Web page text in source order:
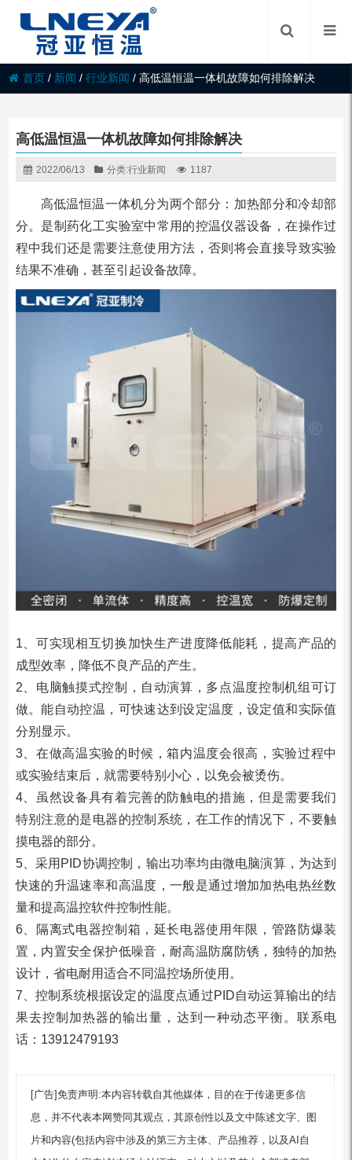
首页 / 新闻 /行业新闻 /高低温恒温一体机故障如何排除解决
高低温恒温一体机故障如何排除解决
2022/06/13 分类:行业新闻 1187
高低温恒温一体机分为两个部分：加热部分和冷却部
分。是制药化工实验室中常用的控温仪器设备，在操作过
程中我们还是需要注意使用方法，否则将会直接导致实验
结果不准确，甚至引起设备故障。
1、可实现相互切换加快生产进度降低能耗，提高产品的
成型效率，降低不良产品的产生。
2、电脑触摸式控制，自动演算，多点温度控制机组可订
做。能自动控温，可快速达到设定温度，设定值和实际值
分别显示。
3、在做高温实验的时候，箱内温度会很高，实验过程中
或实验结束后，就需要特别小心，以免会被烫伤。
4、虽然设备具有着完善的防触电的措施，但是需要我们
特别注意的是电器的控制系统，在工作的情况下，不要触
摸电器的部分。
5、采用PID协调控制，输出功率均由微电脑演算，为达到
快速的升温速率和高温度，一般是通过增加加热电热丝数
量和提高温控软件控制性能。
6、隔离式电器控制箱，延长电器使用年限，管路防爆装
置，内置安全保护低噪音，耐高温防腐防锈，独特的加热
设计，省电耐用适合不同温控场所使用。
7、控制系统根据设定的温度点通过PID自动运算输出的结
果去控制加热器的输出量，达到一种动态平衡。联系电
话：13912479193
[广告]免责声明:本内容转载自其他媒体，目的在于传递更多信
息，并不代表本网赞同其观点，其原创性以及文中陈述文字、图
片和内容(包括内容中涉及的第三方主体、产品推荐，以及AI自